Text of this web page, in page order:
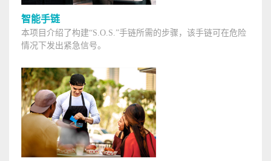
智能手链
本项目介绍了构建“S.O.S.”手链所需的步骤，该手链可在危险
情况下发出紧急信号。